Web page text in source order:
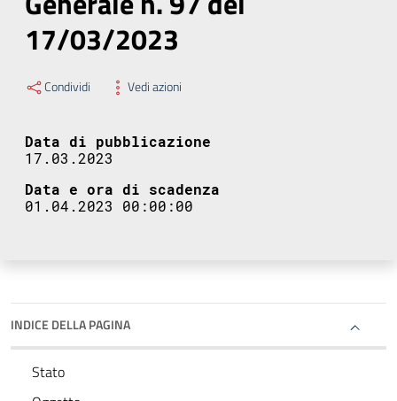
17/03/2023
Condividi Vedi azioni
Data di pubblicazione
17.03.2023
Data e ora di scadenza
01.04.2023 00:00:00
INDICE DELLA PAGINA
Stato